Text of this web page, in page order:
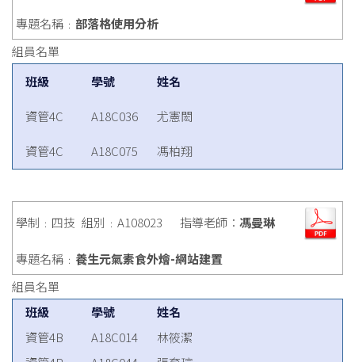
專題名稱﹕ 部落格使用分析
組員名單
班級
學號 姓名
資管4C A18C036 尤憲閎
資管4C A18C075 馮柏翔
學制﹕四技 組別﹕A108023 指導老師： 馮曼琳
專題名稱﹕ 養生元氣素食外燴-網站建置
組員名單
班級
學號
姓名
資管4B
A18C014
林筱潔